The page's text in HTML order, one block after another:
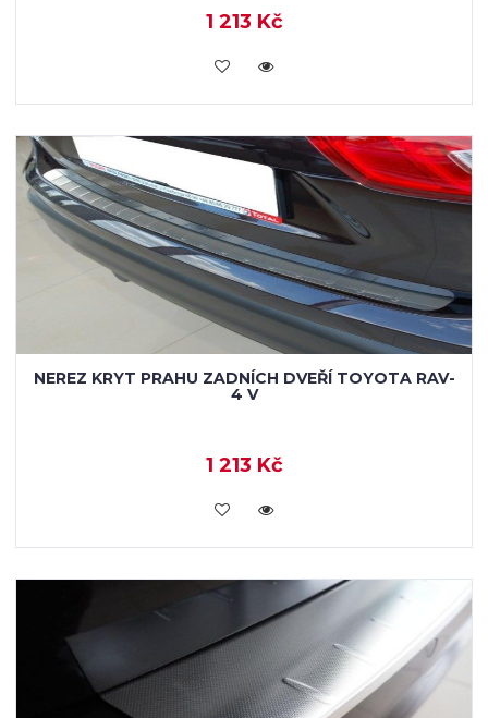
1 213 Kč
KOUPIT
NEREZ KRYT PRAHU ZADNÍCH DVEŘÍ TOYOTA RAV-
4 V
1 213 Kč
KOUPIT